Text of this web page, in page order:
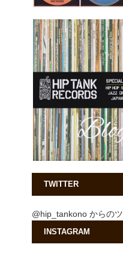
TWITTER
@hip_tankono からの
INSTAGRAM